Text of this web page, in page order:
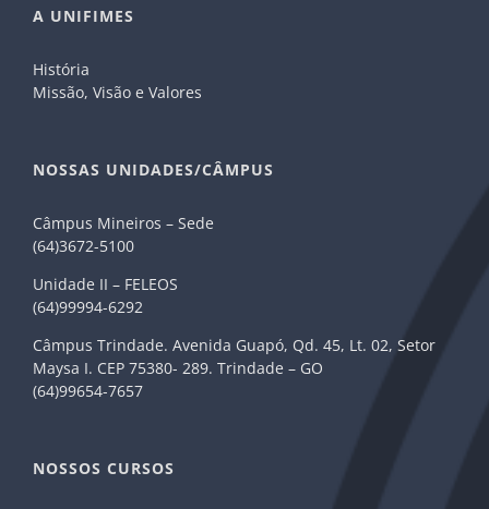
A UNIFIMES
História
Missão, Visão e Valores
NOSSAS UNIDADES/CÂMPUS
Câmpus Mineiros – Sede
(64)3672-5100
Unidade II – FELEOS
(64)99994-6292
Câmpus Trindade. Avenida Guapó, Qd. 45, Lt. 02, Setor
Maysa I. CEP 75380- 289. Trindade – GO
(64)99654-7657
NOSSOS CURSOS